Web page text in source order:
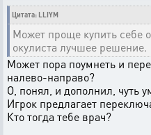
Цитата: LLIYM
Может проще купить себе
окулиста лучшее решение.
Может пора поумнеть и
налево-направо?
О, понял, и дополнил, чуть
Игрок предлагает
Кто тогда тебе врач?